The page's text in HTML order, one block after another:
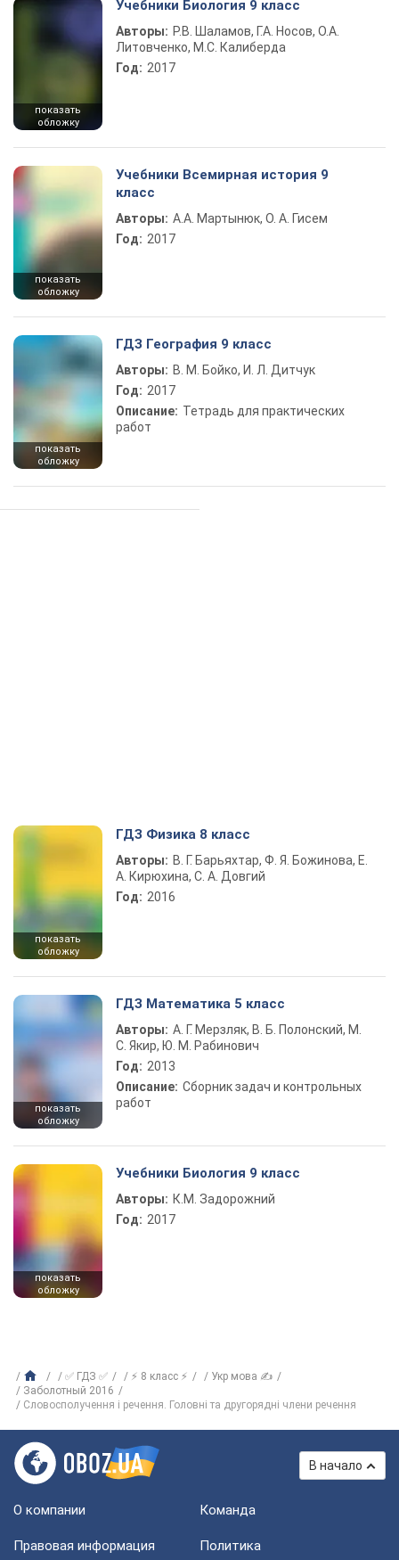
показать
обложку
Учебники Биология 9 класс
Авторы: Р.В. Шаламов, Г.А. Носов, О.А.
Литовченко, М.С. Калиберда
Год: 2017
показать
обложку
Учебники Всемирная история 9
класс
Авторы: А.А. Мартынюк, О. А. Гисем
Год: 2017
показать
обложку
ГДЗ География 9 класс
Авторы: В. М. Бойко, И. Л. Дитчук
Год: 2017
Описание: Тетрадь для практических
работ
показать
обложку
ГДЗ Физика 8 класс
Авторы: В. Г. Барьяхтар, Ф. Я. Божинова, Е.
А. Кирюхина, С. А. Довгий
Год: 2016
показать
обложку
ГДЗ Математика 5 класс
Авторы: А. Г. Мерзляк, В. Б. Полонский, М.
С. Якир, Ю. М. Рабинович
Год: 2013
Описание: Сборник задач и контрольных
работ
показать
обложку
Учебники Биология 9 класс
Авторы: К.М. Задорожний
Год: 2017
✅ ГДЗ ✅ ⚡ 8 класс ⚡
Укр мова ✍
Заболотный 2016
Словосполучення і речення. Головні та другорядні члени речення
В начало
О компании Команда
Правовая информация
Политика